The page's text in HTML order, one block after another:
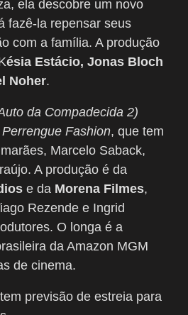
ela descobre um novo
fazê-la repensar seus
com a família. A produção
ésia Estácio, Jonas Bloch
Noher.
da Compadecida 2)
Perrengue Fashion, que tem
Marcelo Saback,
A produção é da
e da Morena Filmes,
Rezende e Ingrid
O longa é a
da Amazon MGM
de cinema.
tem previsão de estreia para